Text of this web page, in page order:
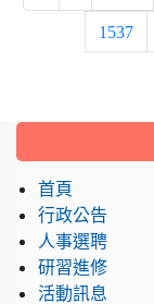
1537
:::
首頁
行政公告
人事選聘
研習進修
活動訊息